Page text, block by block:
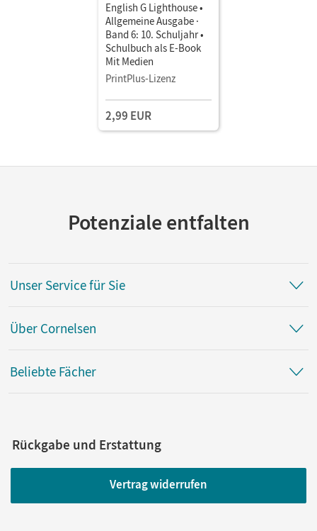
English G Lighthouse •
Allgemeine Ausgabe ·
Band 6: 10. Schuljahr •
Schulbuch als E-Book
Mit Medien
PrintPlus-Lizenz
2,99 EUR
Potenziale entfalten
Unser Service für Sie
Über Cornelsen
Beliebte Fächer
Rückgabe und Erstattung
Vertrag widerrufen